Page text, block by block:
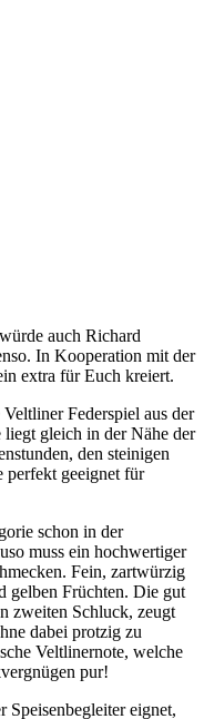
auch Richard
In Kooperation mit der
extra für Euch kreiert.
Federspiel aus der
gleich in der Nähe der
den steinigen
perfekt geeignet für
schon in der
muss ein hochwertiger
Fein, zartwürzig
gelben Früchten. Die gut
zweiten Schluck, zeugt
dabei protzig zu
Veltlinernote, welche
pur!
Speisenbegleiter eignet,